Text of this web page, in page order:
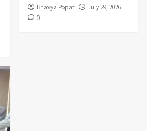
Bhavya Popat
July 29, 2026
0